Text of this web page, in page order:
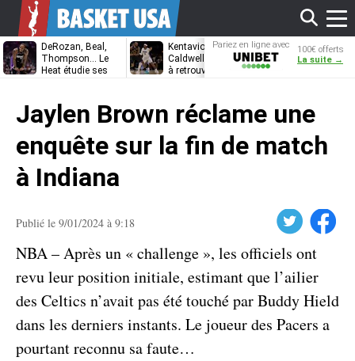
DeRozan, Beal,
Thompson… Le
Heat étudie ses
Kentavious
Caldwell-Pope prêt
à retrouver LeBron
Jonathan
Kuminga, le
Pariez en ligne avec
Unibet
100€ offerts
La suite →
Jaylen Brown réclame une
enquête sur la fin de match
à Indiana
Publié le 9/01/2024 à 9:18 Facebook
NBA – Après un « challenge », les officiels ont
revu leur position initiale, estimant que l’ailier
des Celtics n’avait pas été touché par Buddy Hield
dans les derniers instants. Le joueur des Pacers a
pourtant reconnu sa faute…